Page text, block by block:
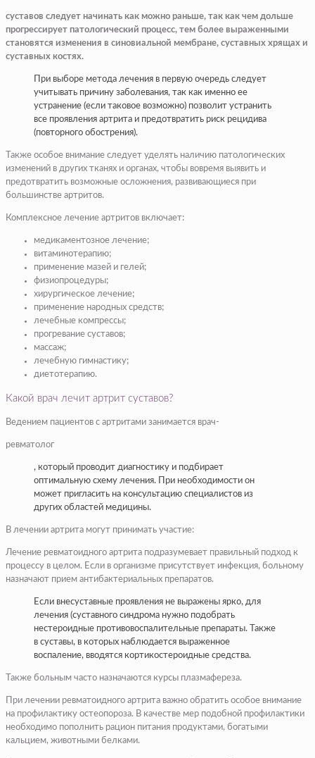
суставов следует начинать как можно раньше, так как чем дольше
прогрессирует патологический процесс, тем более выраженными
становятся изменения в синовиальной мембране, суставных хрящах и
суставных костях.
При выборе метода лечения в первую очередь следует
учитывать причину заболевания, так как именно ее
устранение (если таковое возможно) позволит устранить
все проявления артрита и предотвратить риск рецидива
(повторного обострения).
Также особое внимание следует уделять наличию патологических
изменений в других тканях и органах, чтобы вовремя выявить и
предотвратить возможные осложнения, развивающиеся при
большинстве артритов.
Комплексное лечение артритов включает:
медикаментозное лечение;
витаминотерапию;
применение мазей и гелей;
физиопроцедуры;
хирургическое лечение;
применение народных средств;
лечебные компрессы;
прогревание суставов;
массаж;
лечебную гимнастику;
диетотерапию.
Какой врач лечит артрит суставов?
Ведением пациентов с артритами занимается врач-
ревматолог
, который проводит диагностику и подбирает
оптимальную схему лечения. При необходимости он
может пригласить на консультацию специалистов из
других областей медицины.
В лечении артрита могут принимать участие:
Лечение ревматоидного артрита подразумевает правильный подход к
процессу в целом. Если в организме присутствует инфекция, больному
назначают прием антибактериальных препаратов.
Если внесуставные проявления не выражены ярко, для
лечения (суставного синдрома нужно подобрать
нестероидные противовоспалительные препараты. Также
в суставы, в которых наблюдается выраженное
воспаление, вводятся кортикостероидные средства.
Также больным часто назначаются курсы плазмафереза.
При лечении ревматоидного артрита важно обратить особое внимание
на профилактику остеопороза. В качестве мер подобной профилактики
необходимо пополнить рацион питания продуктами, богатыми
кальцием, животными белками.